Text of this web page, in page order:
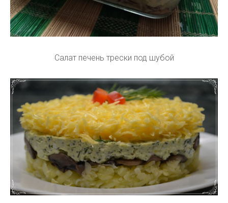
Салат печень трески под шубой